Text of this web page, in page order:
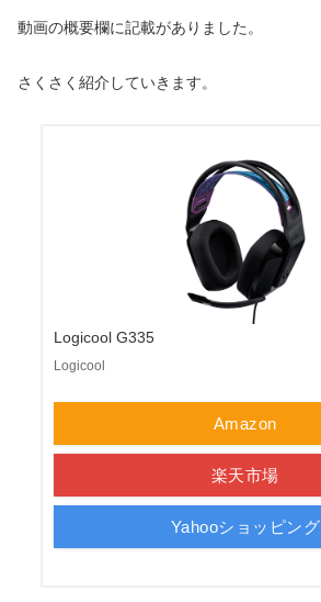
動画の概要欄に記載がありました。
さくさく紹介していきます。
Logicool G335
Logicool
Amazon
楽天市場
Yahooショッピング